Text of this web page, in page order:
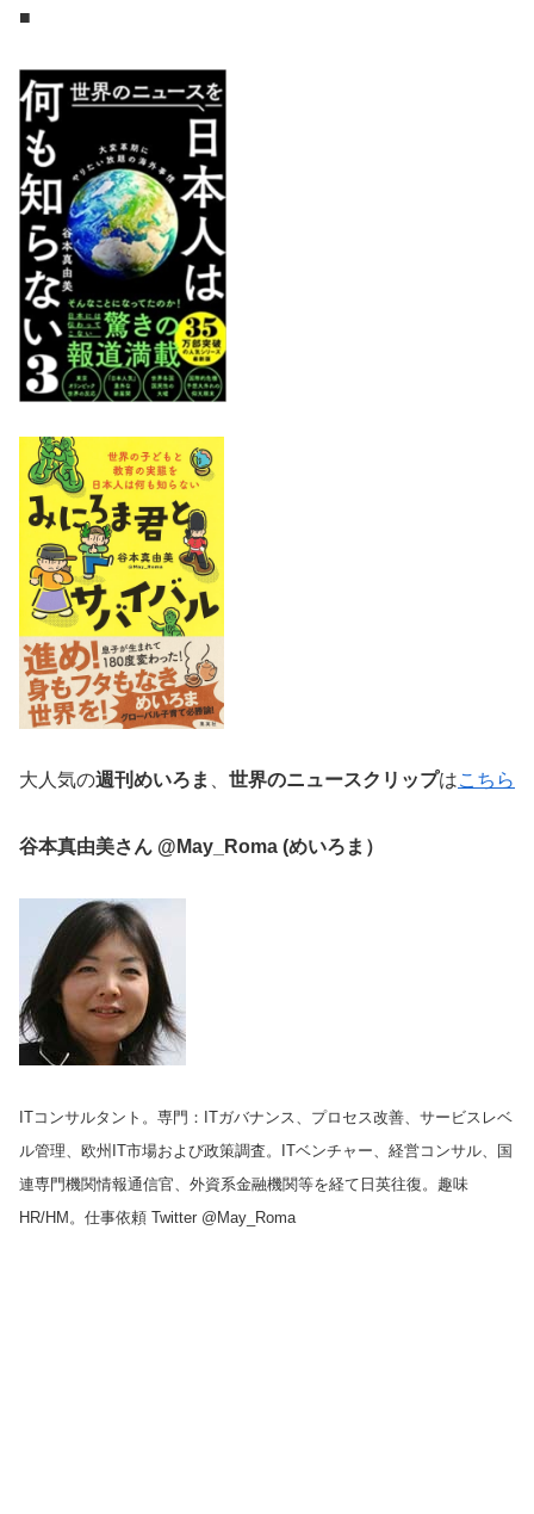
■
大人気の週刊めいろま 世界のニュースクリップはこちら
谷本真由美さん @May_Roma (めいろま）
ITコンサルタント。専門：ITガバナンス、プロセス改善、サービスレベ
ル管理、欧州IT市場および政策調査。ITベンチャー、経営コンサル、国
連専門機関情報通信官、外資系金融機関等を経て日英往復。趣味
HR/HM。仕事依頼 Twitter @May_Roma